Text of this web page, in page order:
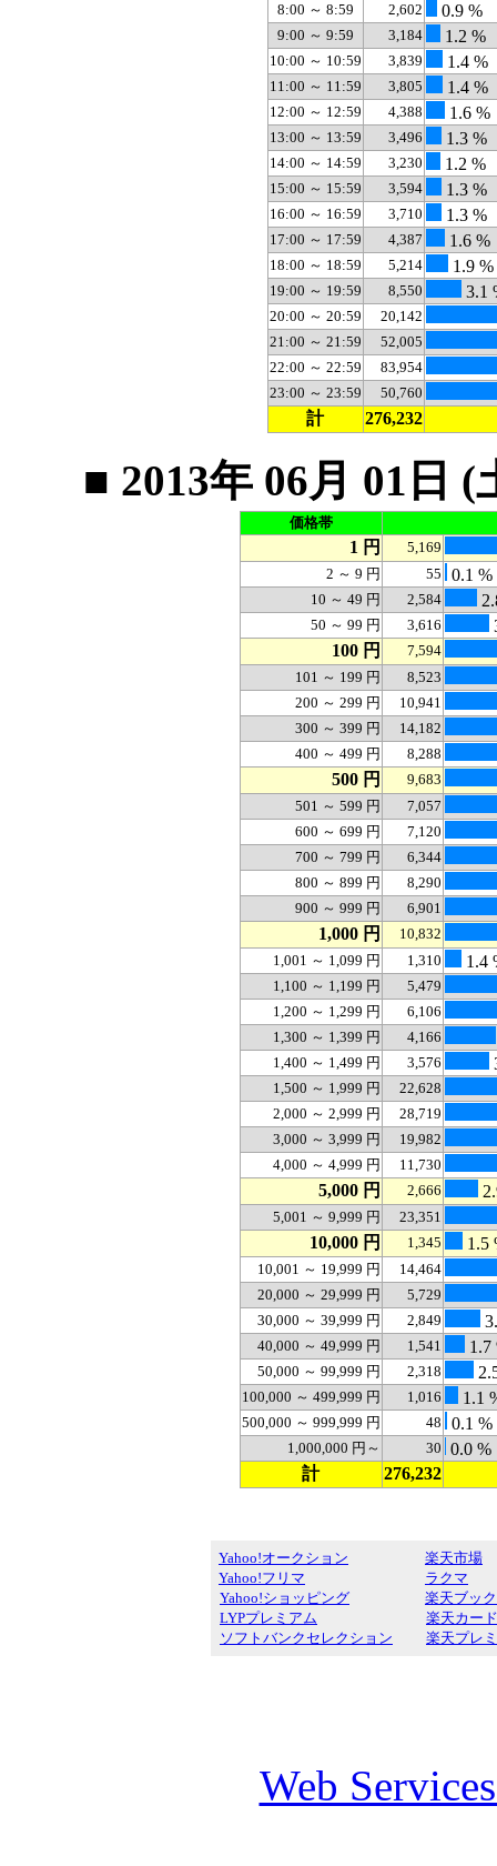
8:00 ～ 8:59 2,602 0.9 %
9:00 ～ 9:59 3,184 1.2 %
10:00 ～ 10:59 3,839 1.4 %
11:00 ～ 11:59 3,805 1.4 %
12:00 ～ 12:59 4,388 1.6 %
13:00 ～ 13:59 3,496 1.3 %
14:00 ～ 14:59 3,230 1.2 %
15:00 ～ 15:59 3,594 1.3 %
16:00 ～ 16:59 3,710 1.3 %
17:00 ～ 17:59 4,387 1.6 %
18:00 ～ 18:59 5,214 1.9 %
19:00 ～ 19:59 8,550 3.1
20:00 ～ 20:59
20,142
21:00 ～ 21:59
52,005
22:00 ～ 22:59
83,954
23:00 ～ 23:59
50,760
計 276,232
■ 2013年 06月 01日
価格帯
1 円
5,169
2 ～ 9 円
55 0.1 %
10 ～ 49 円 2,584
50 ～ 99 円 3,616
100 円
7,594
101 ～ 199 円
8,523
200 ～ 299 円
10,941
300 ～ 399 円
14,182
400 ～ 499 円
8,288
500 円
9,683
501 ～ 599 円
7,057
600 ～ 699 円
7,120
700 ～ 799 円
6,344
800 ～ 899 円
8,290
900 ～ 999 円
6,901
1,000 円
10,832
1,001 ～ 1,099 円
1,310 1.4
1,100 ～ 1,199 円
5,479
1,200 ～ 1,299 円
6,106
1,300 ～ 1,399 円
4,166
1,400 ～ 1,499 円 3,576
1,500 ～ 1,999 円
22,628
2,000 ～ 2,999 円
28,719
3,000 ～ 3,999 円
19,982
4,000 ～ 4,999 円
11,730
5,000 円 2,666
5,001 ～ 9,999 円 23,351
10,000 円 1,345 1.5
10,001 ～ 19,999 円
14,464
20,000 ～ 29,999 円
5,729
30,000 ～ 39,999 円
2,849
40,000 ～ 49,999 円 1,541 1.7
50,000 ～ 99,999 円 2,318
100,000 ～ 499,999 円 1,016 1.1
500,000 ～ 999,999 円 48 0.1 %
1,000,000 円～ 30 0.0 %
計
276,232
Yahoo!オークション
Yahoo!フリマ
Yahoo!ショッピング
LYPプレミアム
ソフトバンクセレクション
楽天市場
ラクマ
楽天ブッ
楽天カード
楽天プレ
Web